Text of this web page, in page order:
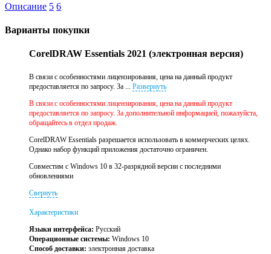
Описание 5 6
Варианты покупки
CorelDRAW Essentials 2021 (электронная версия)
В связи с особенностями лицензирования, цена на данный продукт
предоставляется по запросу. За ... Развернуть
В связи с особенностями лицензирования, цена на данный продукт
предоставляется по запросу. За дополнительной информацией, пожалуйста,
обращайтесь в отдел продаж.
CorelDRAW Essentials разрешается использовать в коммерческих целях.
Однако набор функций приложения достаточно ограничен.
Совместим с Windows 10 в 32-разрядной версии с последними
обновлениями
Свернуть
Характеристики
Языки интерфейса: Русский
Операционные системы: Windows 10
Способ доставки: электронная доставка